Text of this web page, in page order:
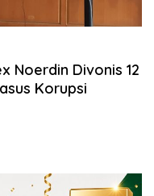
Noerdin Divonis 12
Korupsi